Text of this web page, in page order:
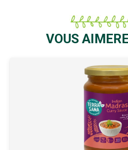
ChampignonsVOUS